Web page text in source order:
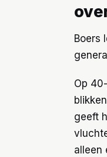
Boers
Op
geeft
alleen